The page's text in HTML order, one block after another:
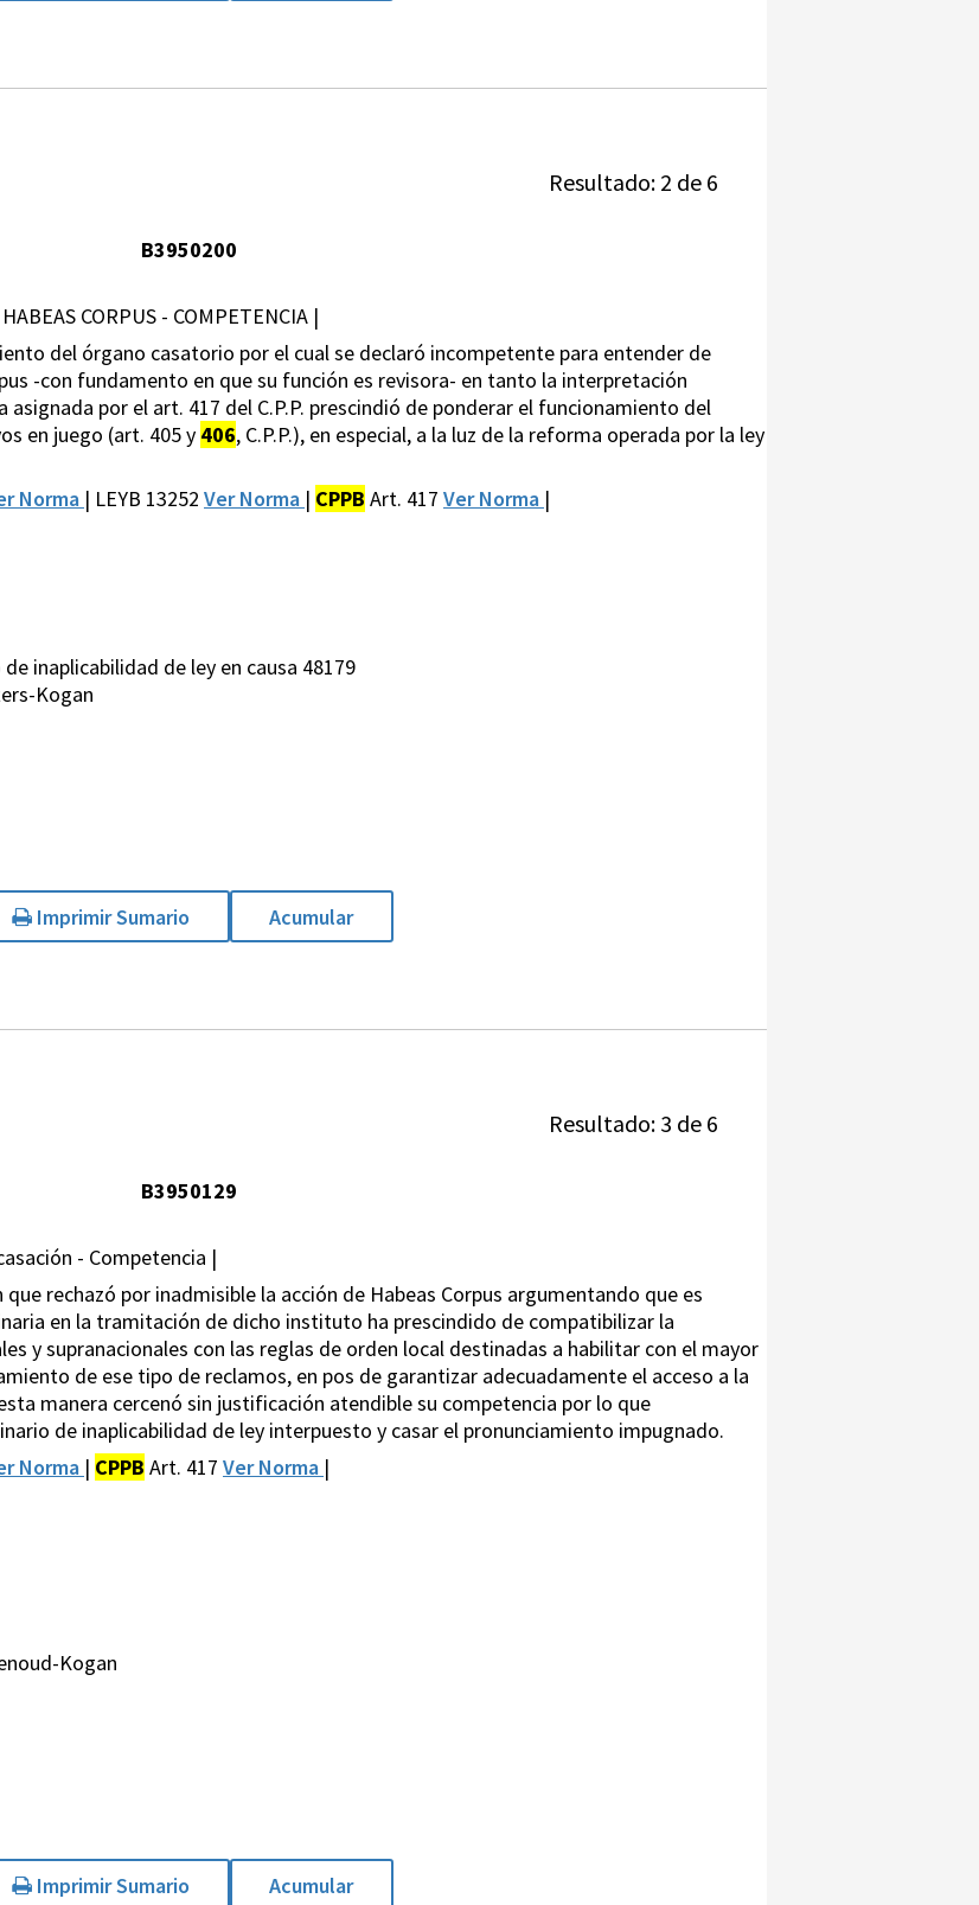
Resultado: 2 de 6
B3950200
CORPUS - COMPETENCIA |
del órgano casatorio por el cual se declaró incompetente para entender de
-con fundamento en que su función es revisora- en tanto la interpretación
por el art. 417 del C.P.P. prescindió de ponderar el funcionamiento del
en juego (art. 405 y 406, C.P.P.), en especial, a la luz de la reforma operada por la ley
Norma | LEYB 13252 Ver Norma | CPPB Art. 417 Ver Norma |
inaplicabilidad de ley en causa 48179
Kogan
Imprimir Sumario Acumular
Resultado: 3 de 6
B3950129
- Competencia |
rechazó por inadmisible la acción de Habeas Corpus argumentando que es
en la tramitación de dicho instituto ha prescindido de compatibilizar la
y supranacionales con las reglas de orden local destinadas a habilitar con el mayor
de ese tipo de reclamos, en pos de garantizar adecuadamente el acceso a la
esta manera cercenó sin justificación atendible su competencia por lo que
de inaplicabilidad de ley interpuesto y casar el pronunciamiento impugnado.
Norma | CPPB Art. 417 Ver Norma |
Kogan
Imprimir Sumario Acumular